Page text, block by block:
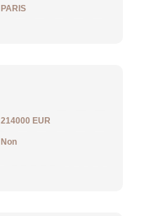
PARIS
214000 EUR
Non